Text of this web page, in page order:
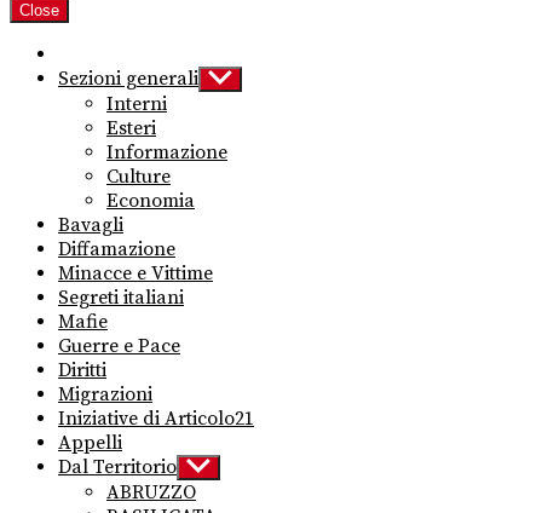
Close
Sezioni generali Show
sub
Interni
Esteri
Informazione
Culture
Economia
Bavagli
Diffamazione
Minacce e Vittime
Segreti italiani
Mafie
Guerre e Pace
Diritti
Migrazioni
Iniziative di Articolo21
Appelli
Dal Territorio Show
sub
menu
ABRUZZO